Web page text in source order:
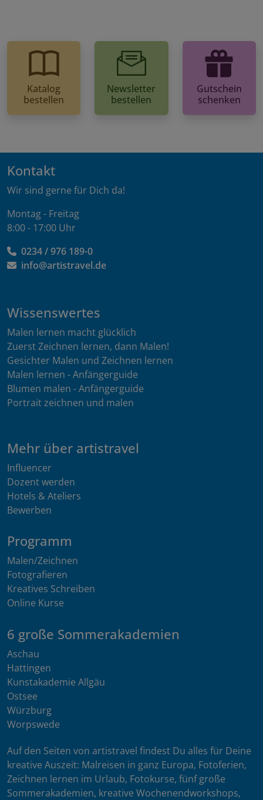
Katalog
bestellen
Newsletter
bestellen
Gutschein
schenken
Kontakt
Wir sind gerne für Dich da!
Montag - Freitag
8:00 - 17:00 Uhr
0234 / 976 189-0
info@artistravel.de
Wissenswertes
Malen lernen macht glücklich
Zuerst Zeichnen lernen, dann Malen!
Gesichter Malen und Zeichnen lernen
Malen lernen - Anfängerguide
Blumen malen - Anfängerguide
Portrait zeichnen und malen
Mehr über artistravel
Influencer
Dozent werden
Hotels & Ateliers
Bewerben
Programm
Malen/Zeichnen
Fotografieren
Kreatives Schreiben
Online Kurse
6 große Sommerakademien
Aschau
Hattingen
Kunstakademie Allgäu
Ostsee
Würzburg
Worpswede
Auf den Seiten von artistravel findest Du alles für Deine
kreative Auszeit: Malreisen in ganz Europa, Fotoferien,
Zeichnen lernen im Urlaub, Fotokurse, fünf große
Sommerakademien, kreative Wochenendworkshops,